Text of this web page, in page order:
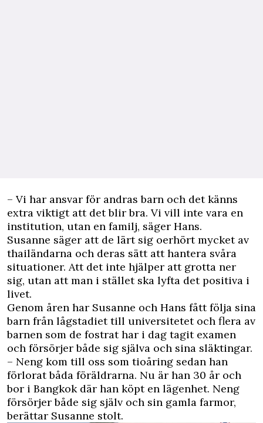
– Vi har ansvar för andras barn och det känns
extra viktigt att det blir bra. Vi vill inte vara en
institution, utan en familj, säger Hans.
Susanne säger att de lärt sig oerhört mycket av
thailändarna och deras sätt att hantera svåra
situationer. Att det inte hjälper att grotta ner
sig, utan att man i stället ska lyfta det positiva i
livet.
Genom åren har Susanne och Hans fått följa sina
barn från lågstadiet till universitetet och flera av
barnen som de fostrat har i dag tagit examen
och försörjer både sig själva och sina släktingar.
– Neng kom till oss som tioåring sedan han
förlorat båda föräldrarna. Nu är han 30 år och
bor i Bangkok där han köpt en lägenhet. Neng
försörjer både sig själv och sin gamla farmor,
berättar Susanne stolt.